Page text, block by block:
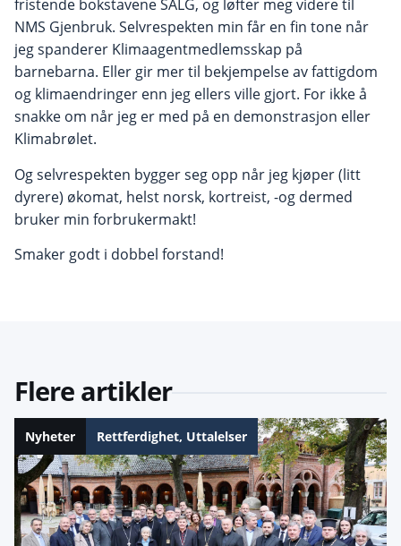
fristende bokstavene SALG, og løfter meg videre til
NMS Gjenbruk. Selvrespekten min får en fin tone når
jeg spanderer Klimaagentmedlemsskap på
barnebarna. Eller gir mer til bekjempelse av fattigdom
og klimaendringer enn jeg ellers ville gjort. For ikke å
snakke om når jeg er med på en demonstrasjon eller
Klimabrølet.
Og selvrespekten bygger seg opp når jeg kjøper (litt
dyrere) økomat, helst norsk, kortreist, -og dermed
bruker min forbrukermakt!
Smaker godt i dobbel forstand!
Flere artikler
Nyheter Rettferdighet, Uttalelser